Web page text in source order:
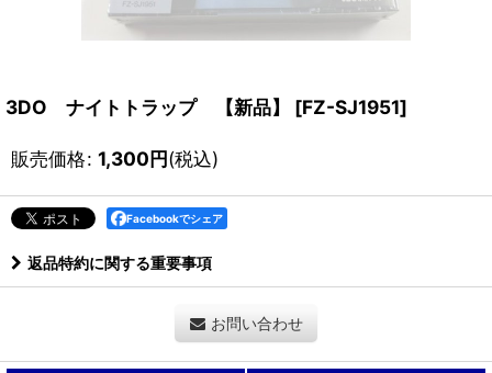
3DO ナイトトラップ 【新品】 [FZ-SJ1951]
販売価格: 1,300円(税込)
Facebookでシェア
返品特約に関する重要事項
お問い合わせ